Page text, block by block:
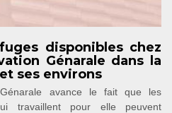
disponibles chez
Génarale dans la
ses environs
avance le fait que les
travaillent pour elle peuvent